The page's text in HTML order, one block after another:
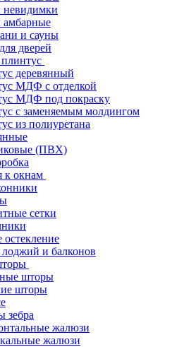
невидимки
амбарные
и сауны
дверей
деревянный
МДФ с отделкой
МДФ под покраску
с заменяемым молдингом
из полиуретана
(ПВХ)
к окнам
сетки
и балконов
шторы
шторы
зебра
жалюзи
жалюзи